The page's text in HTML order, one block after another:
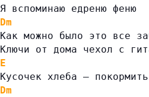
Я вспоминаю едреню феню
Dm
Как можно было это все
Ключи от дома чехол с
E
Кусочек хлеба —
Dm